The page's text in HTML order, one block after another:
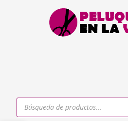
Búsqueda
productos